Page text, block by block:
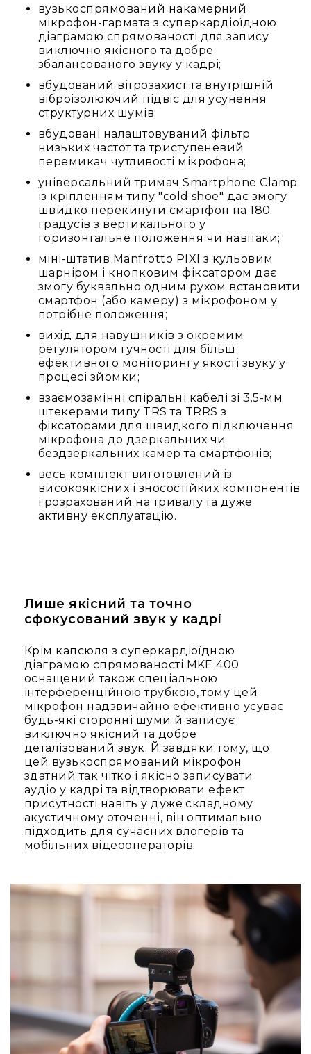
зв'язку
Панелі
керування
Процесори
та
обробка
звуку
Мікшери
та
консолі
Аудіоінтерфейси
Процесори
та
кросовери
Сплітери,
суматори,
ді-
бокси
Аксесуари
та
компоненти
Аудикомп'ютери
Програмне
забезпечення
Рекордери
Портативні
Стаціонарні
Накамерні
Аксесуари
та
компоненти
Ресивери
та
ЦАПи
та
підсилювачі
Док-
станції
Аксесуари
та
комплектуючі
Світло
Динамічне
світло
Прилади
LED
мультиспектральні
Прилади
мултичіпові
Прилади
з
газоразрядною
лампою
Прилади
лазерні
вузькоспрямований накамерний
мікрофон-гармата з суперкардіоїдною
діаграмою спрямованості для запису
виключно якісного та добре
збалансованого звуку у кадрі;
вбудований вітрозахист та внутрішній
віброізолюючий підвіс для усунення
структурних шумів;
вбудовані налаштовуваний фільтр
низьких частот та триступеневий
перемикач чутливості мікрофона;
універсальний тримач Smartphone Clamp
із кріпленням типу "cold shoe" дає змогу
швидко перекинути смартфон на 180
градусів з вертикального у
горизонтальне положення чи навпаки;
міні-штатив Manfrotto PIXI з кульовим
шарніром і кнопковим фіксатором дає
змогу буквально одним рухом встановити
смартфон (або камеру) з мікрофоном у
потрібне положення;
вихід для навушників з окремим
регулятором гучності для більш
ефективного моніторингу якості звуку у
процесі зйомки;
взаємозамінні спіральні кабелі зі 3.5-мм
штекерами типу TRS та TRRS з
фіксаторами для швидкого підключення
мікрофона до дзеркальних чи
бездзеркальних камер та смартфонів;
весь комплект виготовлений із
високоякісних і зносостійких компонентів
і розрахований на тривалу та дуже
активну експлуатацію.
Лише якісний та точно
сфокусований звук у кадрі
Крім капсюля з суперкардіоїдною
діаграмою спрямованості MKE 400
оснащений також спеціальною
інтерференційною трубкою, тому цей
мікрофон надзвичайно ефективно усуває
будь-які сторонні шуми й записує
виключно якісний та добре
деталізований звук. Й завдяки тому, що
цей вузькоспрямований мікрофон
здатний так чітко і якісно записувати
аудіо у кадрі та відтворювати ефект
присутності навіть у дуже складному
акустичному оточенні, він оптимально
підходить для сучасних влогерів та
мобільних відеооператорів.